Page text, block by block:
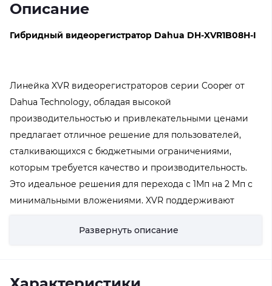
Описание
Гибридный видеорегистратор Dahua DH-XVR1B08H-I
Линейка XVR видеорегистраторов серии Cooper от
Dahua Technology, обладая высокой
производительностью и привлекательными ценами
предлагает отличное решение для пользователей,
сталкивающихся с бюджетными ограничениями,
которым требуется качество и производительность.
Это идеальное решения для перехода с 1Мп на 2 Мп с
минимальными вложениями. XVR поддерживают
HDCVI, AHD, TVI, CVBS, IP позволяет легко
Развернуть описание